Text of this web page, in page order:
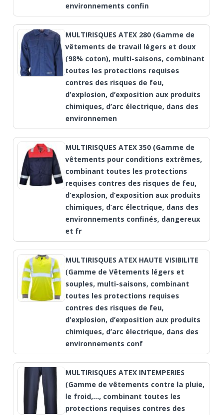
environnements confin
MULTIRISQUES ATEX 280 (Gamme de
vêtements de travail légers et doux
(98% coton), multi-saisons, combinant
toutes les protections requises
contres des risques de feu,
d’explosion, d’exposition aux produits
chimiques, d’arc électrique, dans des
environnemen
MULTIRISQUES ATEX 350 (Gamme de
vêtements pour conditions extrêmes,
combinant toutes les protections
requises contres des risques de feu,
d’explosion, d’exposition aux produits
chimiques, d’arc électrique, dans des
environnements confinés, dangereux
et fr
MULTIRISQUES ATEX HAUTE VISIBILITE
(Gamme de Vêtements légers et
souples, multi-saisons, combinant
toutes les protections requises
contres des risques de feu,
d’explosion, d’exposition aux produits
chimiques, d’arc électrique, dans des
environnements conf
MULTIRISQUES ATEX INTEMPERIES
(Gamme de vêtements contre la pluie,
le froid,..., combinant toutes les
protections requises contres des